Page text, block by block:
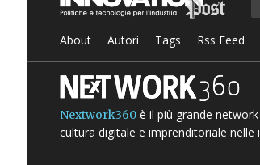
About Autori Tags Rss Feed
Nextwork360è il più grande
cultura digitale e imprenditoriale